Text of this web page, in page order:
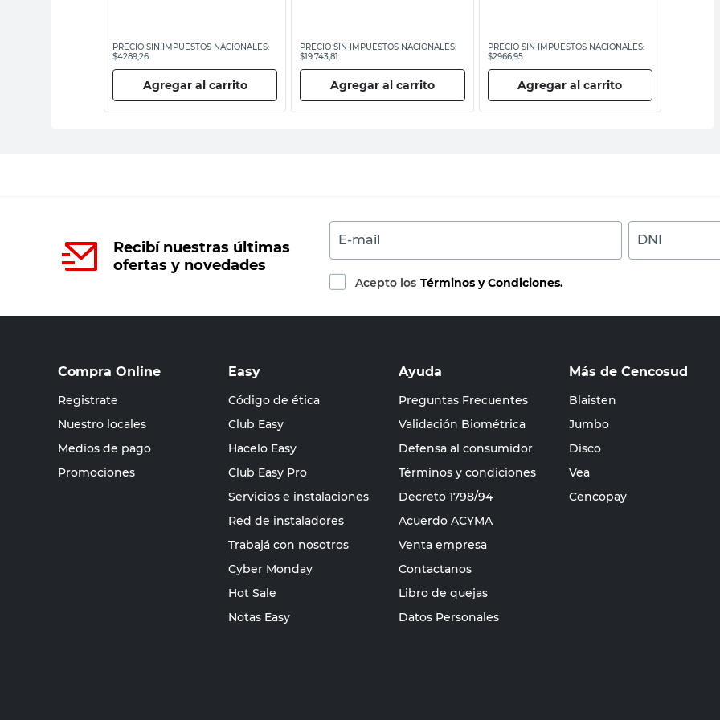
PRECIO SIN IMPUESTOS NACIONALES:
$4289,26
Agregar al carrito
PRECIO SIN IMPUESTOS NACIONALES:
$19.743,81
Agregar al carrito
PRECIO SIN IMPUESTOS NACIONALES:
$2966,95
Agregar al carrito
Recibí nuestras últimas
ofertas y novedades
E-mail DNI
Acepto los Términos y Condiciones.
Compra Online
Registrate
Nuestro locales
Medios de pago
Promociones
Easy
Código de ética
Club Easy
Hacelo Easy
Club Easy Pro
Servicios e instalaciones
Red de instaladores
Trabajá con nosotros
Cyber Monday
Hot Sale
Notas Easy
Ayuda
Preguntas Frecuentes
Validación Biométrica
Defensa al consumidor
Términos y condiciones
Decreto 1798/94
Acuerdo ACYMA
Venta empresa
Contactanos
Libro de quejas
Datos Personales
Más de Cencosud
Blaisten
Jumbo
Disco
Vea
Cencopay